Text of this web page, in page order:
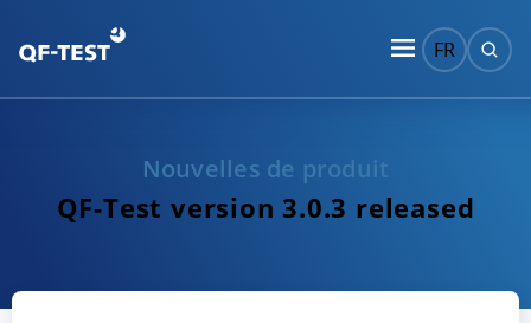
FR
Nouvelles de produit
QF-Test version 3.0.3 released